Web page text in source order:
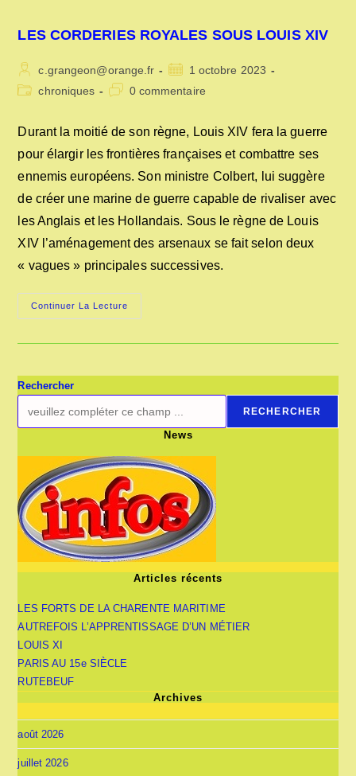
LES CORDERIES ROYALES SOUS LOUIS XIV
Auteur/autrice
de
c.grangeon@orange.fr
Publication
publiée :
1 octobre 2023
Postchroniques
Commentaires
publication :
0 commentaire
Durant la moitié de son règne, Louis XIV fera la guerre
pour élargir les frontières françaises et combattre ses
ennemis européens. Son ministre Colbert, lui suggère
de créer une marine de guerre capable de rivaliser avec
les Anglais et les Hollandais. Sous le règne de Louis
XIV l’aménagement des arsenaux se fait selon deux
« vagues » principales successives.
Continuer La Lecture
CORDERIES
Rechercher
RECHERCHER
News
Articles récents
LES FORTS DE LA CHARENTE MARITIME
AUTREFOIS L’APPRENTISSAGE D’UN MÉTIER
LOUIS XI
PARIS AU 15e SIÈCLE
RUTEBEUF
Archives
août 2026
juillet 2026